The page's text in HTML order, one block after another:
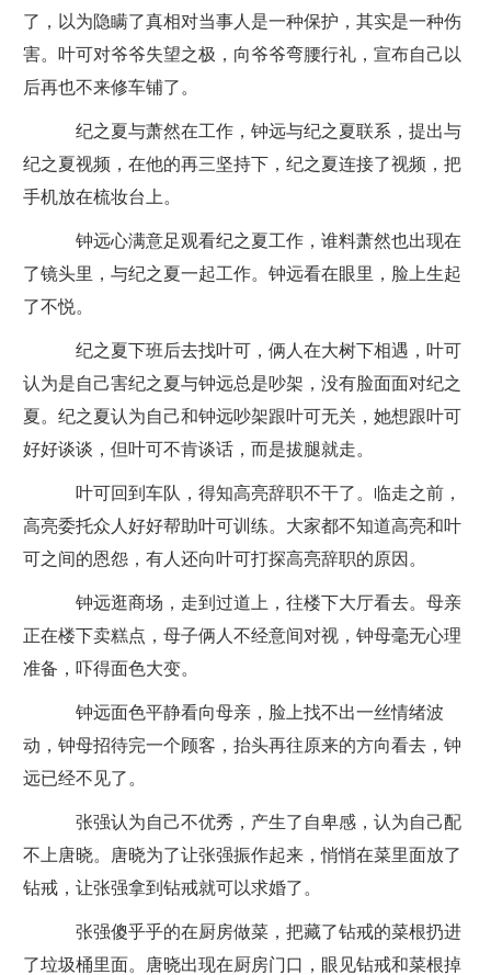
了，以为隐瞒了真相对当事人是一种保护，其实是一种伤
害。叶可对爷爷失望之极，向爷爷弯腰行礼，宣布自己以
后再也不来修车铺了。
纪之夏与萧然在工作，钟远与纪之夏联系，提出与
纪之夏视频，在他的再三坚持下，纪之夏连接了视频，把
手机放在梳妆台上。
钟远心满意足观看纪之夏工作，谁料萧然也出现在
了镜头里，与纪之夏一起工作。钟远看在眼里，脸上生起
了不悦。
纪之夏下班后去找叶可，俩人在大树下相遇，叶可
认为是自己害纪之夏与钟远总是吵架，没有脸面面对纪之
夏。纪之夏认为自己和钟远吵架跟叶可无关，她想跟叶可
好好谈谈，但叶可不肯谈话，而是拔腿就走。
叶可回到车队，得知高亮辞职不干了。临走之前，
高亮委托众人好好帮助叶可训练。大家都不知道高亮和叶
可之间的恩怨，有人还向叶可打探高亮辞职的原因。
钟远逛商场，走到过道上，往楼下大厅看去。母亲
正在楼下卖糕点，母子俩人不经意间对视，钟母毫无心理
准备，吓得面色大变。
钟远面色平静看向母亲，脸上找不出一丝情绪波
动，钟母招待完一个顾客，抬头再往原来的方向看去，钟
远已经不见了。
张强认为自己不优秀，产生了自卑感，认为自己配
不上唐晓。唐晓为了让张强振作起来，悄悄在菜里面放了
钻戒，让张强拿到钻戒就可以求婚了。
张强傻乎乎的在厨房做菜，把藏了钻戒的菜根扔进
了垃圾桶里面。唐晓出现在厨房门口，眼见钻戒和菜根掉